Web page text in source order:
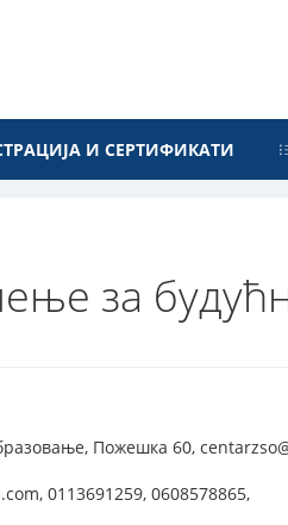
И СЕРТИФИКАТИ
за
Пожешка 60,
0113691259, 0608578865,